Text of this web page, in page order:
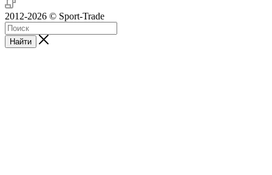
2012-2026 © Sport-Trade
Найти